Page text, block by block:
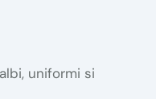
uniformi si